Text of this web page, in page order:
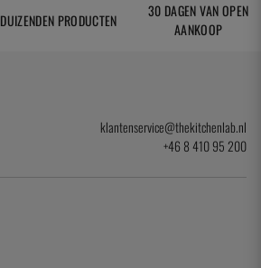
DUIZENDEN PRODUCTEN
30 DAGEN VAN OPEN
AANKOOP
klantenservice@thekitchenlab.nl
+46 8 410 95 200